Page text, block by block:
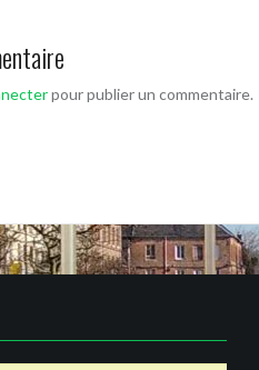
pour publier un commentaire.